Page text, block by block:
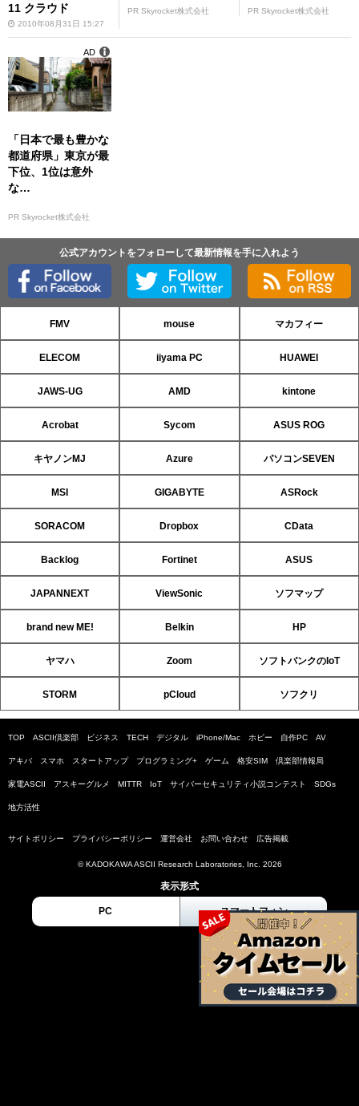
11 クラウド
2010年08月31日 15:27
PR Skyrocket株式会社 PR Skyrocket株式会社
「日本で最も豊かな
都道府県」東京が最
下位、1位は意外
な…
PR Skyrocket株式会社
AD
公式アカウントをフォローして最新情報を手に入れよう
FMV mouse マカフィー
ELECOM iiyama PC HUAWEI
JAWS-UG AMD kintone
Acrobat Sycom ASUS ROG
キヤノンMJ Azure パソコンSEVEN
MSI GIGABYTE ASRock
SORACOM Dropbox CData
Backlog Fortinet ASUS
JAPANNEXT ViewSonic ソフマップ
brand new ME! Belkin HP
ヤマハ Zoom ソフトバンクのIoT
STORM pCloud ソフクリ
TOP ASCII倶楽部 ビジネス TECH デジタル iPhone/Mac ホビー 自作PC AV
アキバ スマホ スタートアップ プログラミング+ ゲーム 格安SIM 倶楽部情報局
家電ASCII アスキーグルメ MITTR IoT サイバーセキュリティ小説コンテスト SDGs
地方活性
サイトポリシー プライバシーポリシー 運営会社 お問い合わせ 広告掲載
© KADOKAWA ASCII Research Laboratories, Inc. 2026
表示形式
PC スマートフォン